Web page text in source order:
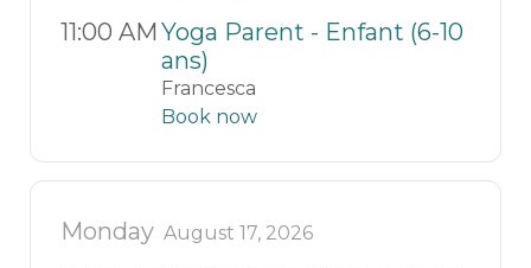
11:00 AM Yoga Parent - Enfant (6-10
ans)
Francesca
Book now
Monday August 17, 2026